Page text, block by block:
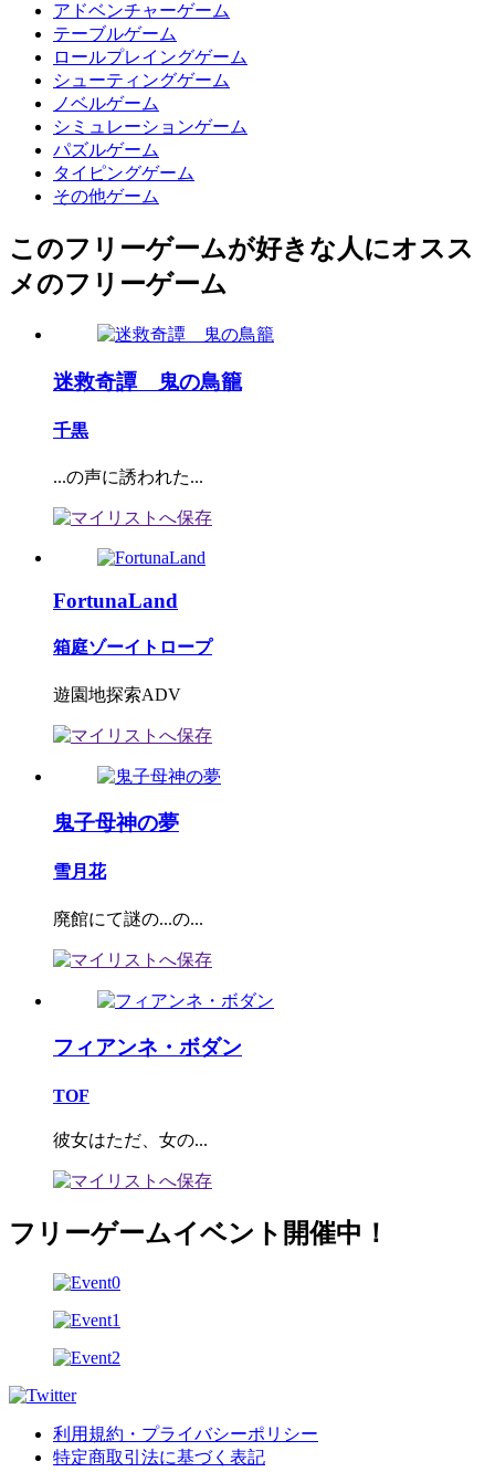
アドベンチャーゲーム
テーブルゲーム
ロールプレイングゲーム
シューティングゲーム
ノベルゲーム
シミュレーションゲーム
パズルゲーム
タイピングゲーム
その他ゲーム
このフリーゲームが好きな人にオスス
メのフリーゲーム
迷救奇譚 鬼の鳥籠
千黒
...の声に誘われた...
FortunaLand
箱庭ゾーイトロープ
遊園地探索ADV
鬼子母神の夢
雪月花
廃館にて謎の...の...
フィアンネ・ボダン
TOF
彼女はただ、女の...
フリーゲームイベント開催中！
利用規約・プライバシーポリシー
特定商取引法に基づく表記